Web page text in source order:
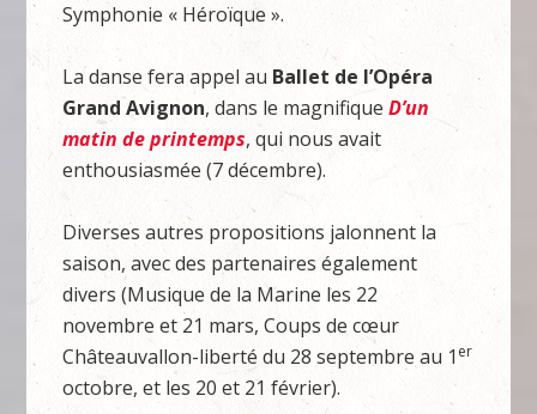
Symphonie « Héroïque ».
La danse fera appel au Ballet de l’Opéra
Grand Avignon, dans le magnifiqueD’un
matin de printemps, qui nous avait
enthousiasmée (7 décembre).
Diverses autres propositions jalonnent la
saison, avec des partenaires également
divers (Musique de la Marine les 22
novembre et 21 mars, Coups de cœur
Châteauvallon-liberté du 28 septembre au 1 er
octobre, et les 20 et 21 février).